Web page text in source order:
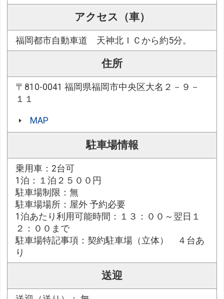
アクセス（車）
福岡都市自動車道 天神北ＩＣから約5分。
住所
〒810-0041 福岡県福岡市中央区大名２－９－
１１
MAP
駐車場情報
乗用車：2台可
1泊：１泊２５００円
駐車場制限：無
駐車場場所：屋外 予約必要
1泊あたり利用可能時間：１３：００～翌日１
２：００まで
駐車場特記事項：契約駐車場（立体） ４台あ
り
送迎